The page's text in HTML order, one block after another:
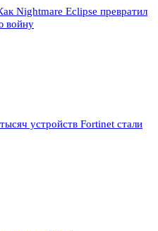
Nightmare Eclipse превратил
войну
устройств Fortinet стали